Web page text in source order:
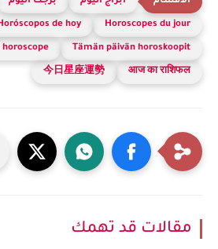
Horoscopes du jour
de hoy
Tämän päivän horoskoopit
horoscope
आज का राशिफल
今日星座運勢
مقالات قد تهمك